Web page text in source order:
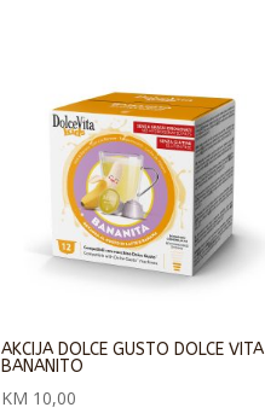
AKCIJA DOLCE GUSTO DOLCE VITA
BANANITO
KM 10,00